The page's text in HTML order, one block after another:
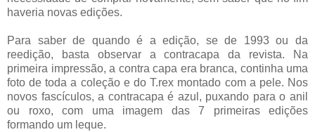
haveria novas edições.
Para saber de quando é a edição, se de 1993 ou da
reedição, basta observar a contracapa da revista. Na
primeira impressão, a contra capa era branca, continha uma
foto de toda a coleção e do T.rex montado com a pele. Nos
novos fascículos, a contracapa é azul, puxando para o anil
ou roxo, com uma imagem das 7 primeiras edições
formando um leque.